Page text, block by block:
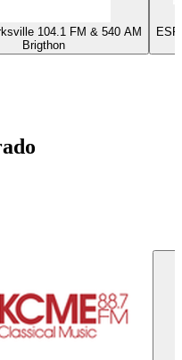
104.1 FM & 540 AM
Brigthon